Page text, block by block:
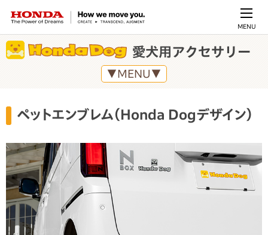
MENU
愛犬用アクセサリー
▼MENU▼
ペットエンブレム（Honda Dogデザイン）